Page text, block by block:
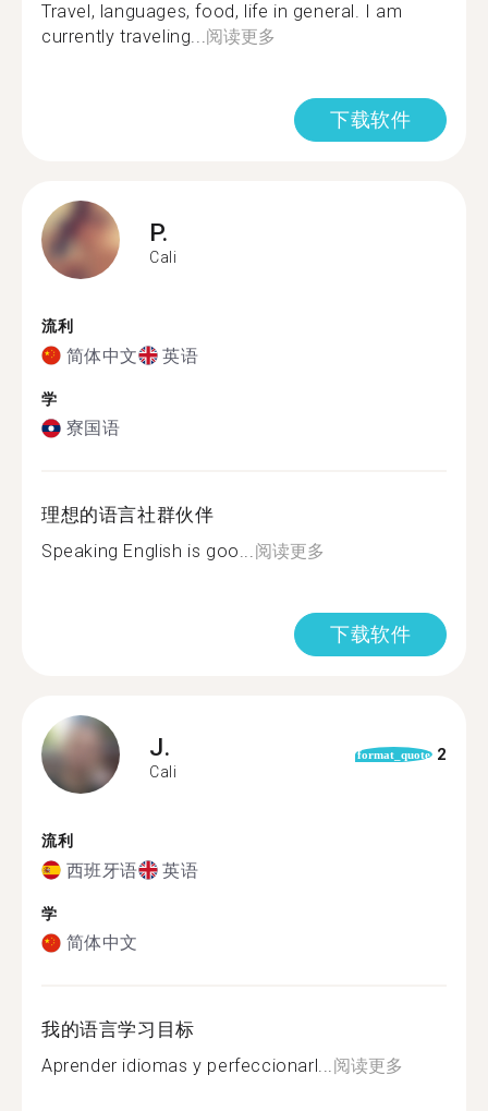
Travel, languages, food, life in general. I am
currently traveling...阅读更多
下载软件
P.
Cali
流利
简体中文 英语
学
寮国语
理想的语言社群伙伴
Speaking English is goo...阅读更多
下载软件
J.
Cali
format_quote 2
流利
西班牙语 英语
学
简体中文
我的语言学习目标
Aprender idiomas y perfeccionarl...阅读更多